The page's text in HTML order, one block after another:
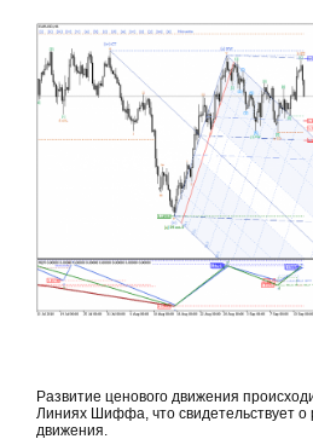
Развитие ценового движения
Линиях Шиффа, что свидетельствует о
движения.